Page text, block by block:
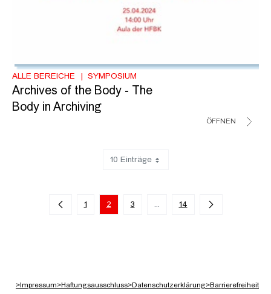
ALLE BEREICHE SYMPOSIUM
Archives of the Body - The
Body in Archiving
ÖFFNEN
10 Einträge
1 2 3 ...Zwischenseiten Navigieren
14
> Impressum>Haftungsausschluss>Datenschutzerklärung>Barrierefreiheit